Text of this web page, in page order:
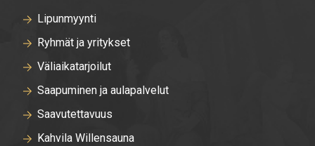
Lipunmyynti
Ryhmät ja yritykset
Väliaikatarjoilut
Saapuminen ja aulapalvelut
Saavutettavuus
Kahvila Willensauna